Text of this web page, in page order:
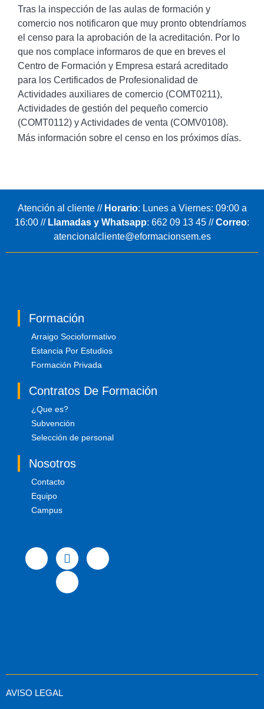
Tras la inspección de las aulas de formación y
comercio nos notificaron que muy pronto obtendríamos
el censo para la aprobación de la acreditación. Por lo
que nos complace informaros de que en breves el
Centro de Formación y Empresa estará acreditado
para los Certificados de Profesionalidad de
Actividades auxiliares de comercio (COMT0211),
Actividades de gestión del pequeño comercio
(COMT0112) y Actividades de venta (COMV0108).
Más información sobre el censo en los próximos días.
Atención al cliente // Horario: Lunes a Viernes: 09:00 a
16:00 // Llamadas y Whatsapp: 662 09 13 45 //Correo:
atencionalcliente@eformacionsem.es
Formación
Arraigo Socioformativo
Estancia Por Estudios
Formación Privada
Contratos De Formación
¿Que es?
Subvención
Selección de personal
Nosotros
Contacto
Equipo
Campus
AVISO LEGAL